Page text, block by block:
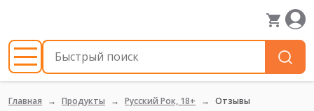
Главная Продукты Русский Рок, 18+ Отзывы